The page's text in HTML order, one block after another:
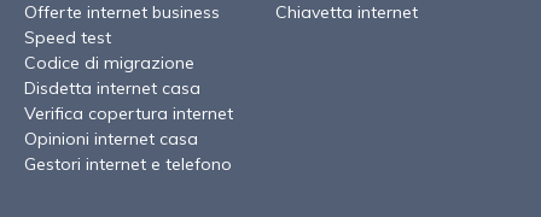
Offerte internet business
Speed test
Codice di migrazione
Disdetta internet casa
Verifica copertura internet
Opinioni internet casa
Gestori internet e telefono
Chiavetta internet